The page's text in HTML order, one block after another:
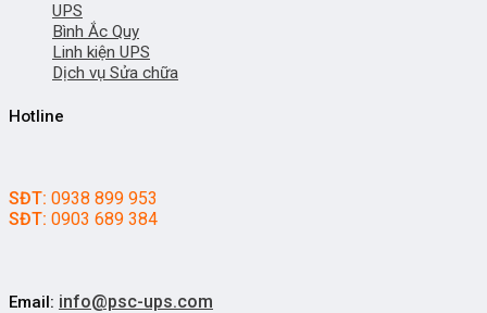
UPS
Bình Ắc Quy
Linh kiện UPS
Dịch vụ Sửa chữa
Hotline
SĐT: 0938 899 953
SĐT: 0903 689 384
Email: info@psc-ups.com